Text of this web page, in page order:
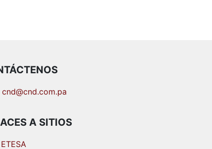
cnd@cnd.com.pa
A SITIOS
ETESA